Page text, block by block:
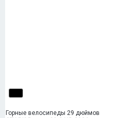
Горные велосипеды 29 дюймов